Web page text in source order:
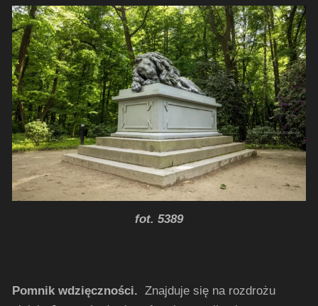
fot. 5389
Pomnik wdzięczności. Znajduje się na rozdrożu